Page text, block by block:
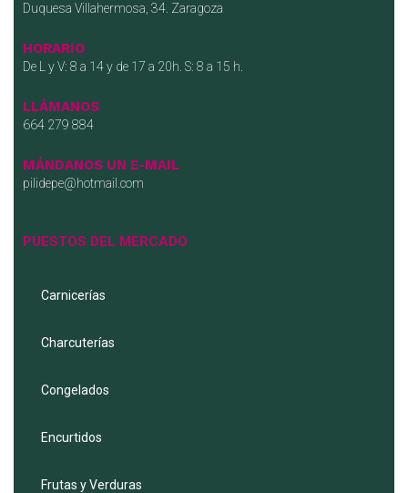
Duquesa Villahermosa, 34. Zaragoza
HORARIO
De L y V: 8 a 14 y de 17 a 20h. S: 8 a 15 h.
LLÁMANOS
664 279 884
MÁNDANOS UN E-MAIL
pilidepe@hotmail.com
PUESTOS DEL MERCADO
Carnicerías
Charcuterías
Congelados
Encurtidos
Frutas y Verduras